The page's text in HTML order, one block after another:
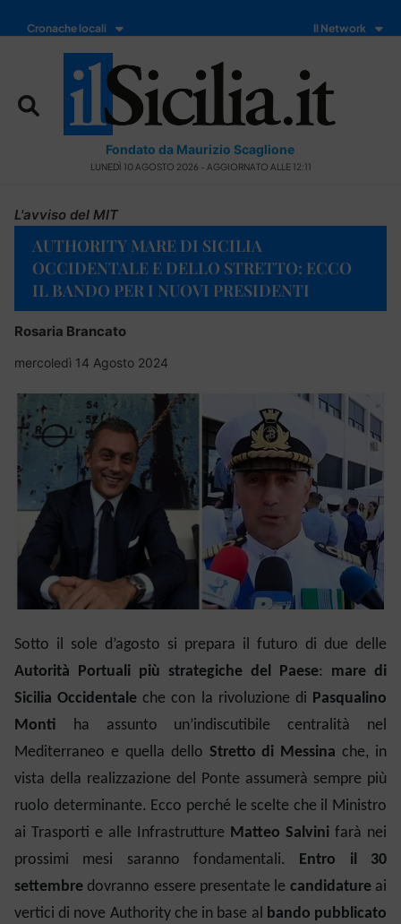
Cronache locali Il Network
Fondato da Maurizio Scaglione
LUNEDÌ 10 AGOSTO 2026 - AGGIORNATO ALLE 12:11
L'avviso del MIT
AUTHORITY MARE DI SICILIA
OCCIDENTALE E DELLO STRETTO: ECCO
IL BANDO PER I NUOVI PRESIDENTI
Rosaria Brancato
mercoledì 14 Agosto 2024
Sotto il sole d’agosto si prepara il futuro di due delle
Autorità Portuali più strategiche del Paese: mare di
Sicilia Occidentale che con la rivoluzione di Pasqualino
Monti ha assunto un’indiscutibile centralità nel
Mediterraneo e quella dello Strettodi Messina che, in
vista della realizzazione del Ponte assumerà sempre più
ruolo determinante. Ecco perché le scelte che il Ministro
ai Trasporti e alle Infrastrutture Matteo Salvini farà nei
prossimi mesi saranno fondamentali. Entro il 30
settembre dovranno essere presentate le candidatureai
vertici di nove Authority che in base al bando pubblicato